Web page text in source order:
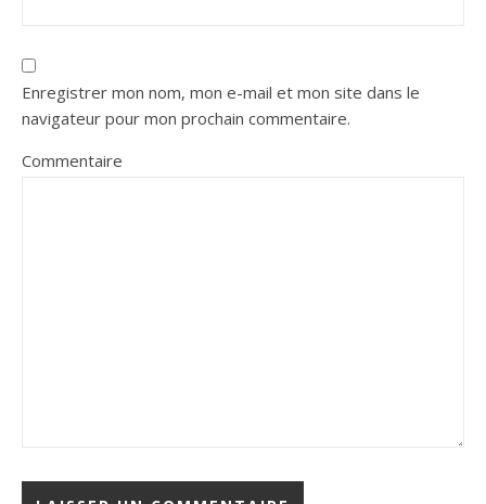
Enregistrer mon nom, mon e-mail et mon site dans le
navigateur pour mon prochain commentaire.
Commentaire